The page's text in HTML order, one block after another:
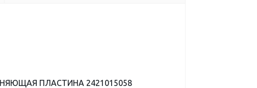
ПЛАСТИНА 2421015058